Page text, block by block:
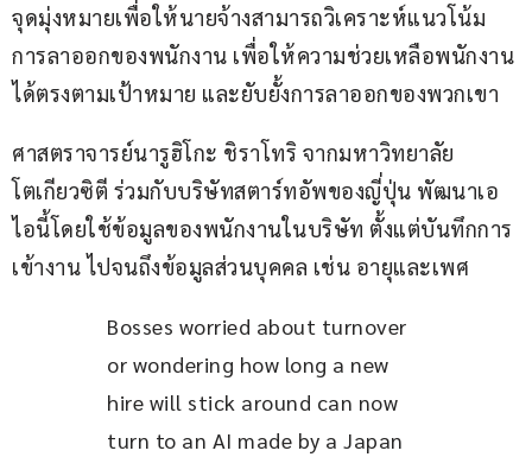
จุดมุ่งหมายเพื่อให้นายจ้างสามารถวิเคราะห์แนวโน้ม
การลาออกของพนักงาน เพื่อให้ความช่วยเหลือพนักงาน
ได้ตรงตามเป้าหมาย และยับยั้งการลาออกของพวกเขา
ศาสตราจารย์นารูฮิโกะ ชิราโทริ จากมหาวิทยาลัย
โตเกียวซิตี ร่วมกับบริษัทสตาร์ทอัพของญี่ปุ่น พัฒนาเอ
ไอนี้โดยใช้ข้อมูลของพนักงานในบริษัท ตั้งแต่บันทึกการ
เข้างาน ไปจนถึงข้อมูลส่วนบุคคล เช่น อายุและเพศ
Bosses worried about turnover
or wondering how long a new
hire will stick around can now
turn to an AI made by a Japan